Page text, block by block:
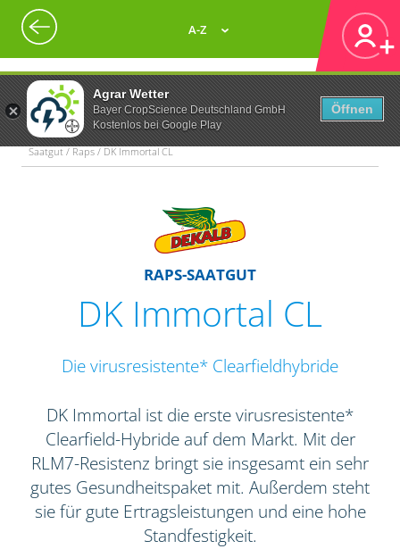
Agrar Wetter
Bayer CropScience Deutschland GmbH
Kostenlos bei Google Play
Öffnen
A-Z
Saatgut / Raps / DK Immortal CL
RAPS-SAATGUT
DK Immortal CL
Die virusresistente* Clearfieldhybride
DK Immortal ist die erste virusresistente*
Clearfield-Hybride auf dem Markt. Mit der
RLM7-Resistenz bringt sie insgesamt ein sehr
gutes Gesundheitspaket mit. Außerdem steht
sie für gute Ertragsleistungen und eine hohe
Standfestigkeit.